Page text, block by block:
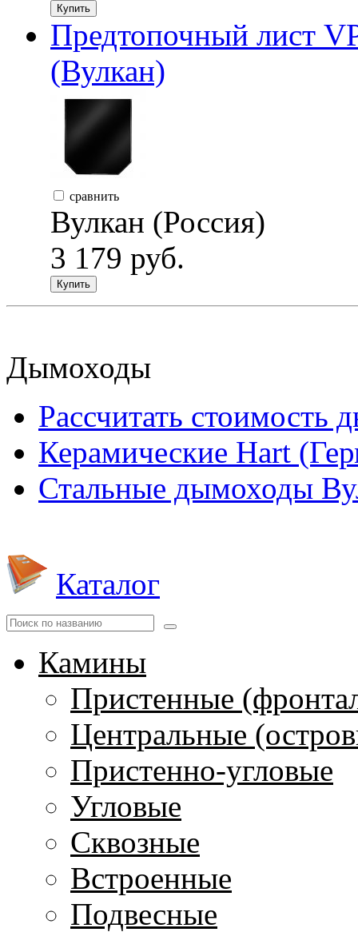
Купить
Предтопочный лист
(Вулкан)
сравнить
Вулкан (Россия)
3 179 руб.
Купить
Дымоходы
Рассчитать стоимость
Керамические Hart
Стальные дымоходы
Каталог
Камины
Пристенные
Центральные
Пристенно-угловые
Угловые
Сквозные
Встроенные
Подвесные